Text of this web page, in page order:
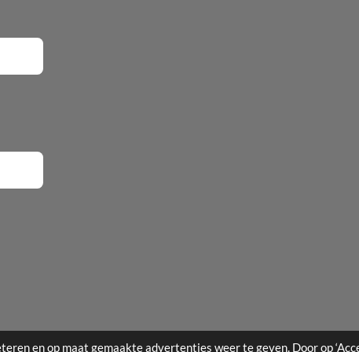
en op maat gemaakte advertenties weer te geven. Door op